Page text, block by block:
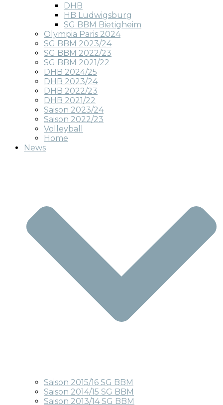
DHB
HB Ludwigsburg
SG BBM Bietigheim
Olympia Paris 2024
SG BBM 2023/24
SG BBM 2022/23
SG BBM 2021/22
DHB 2024/25
DHB 2023/24
DHB 2022/23
DHB 2021/22
Saison 2023/24
Saison 2022/23
Volleyball
Home
News
Saison 2015/16 SG BBM
Saison 2014/15 SG BBM
Saison 2013/14 SG BBM